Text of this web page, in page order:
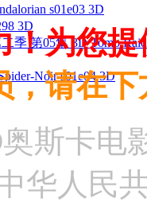
s01e03 3D
3D
季 第05集 3D Tomb
Noir s01e04 3D
！为您
，请在
斯卡电
华人民